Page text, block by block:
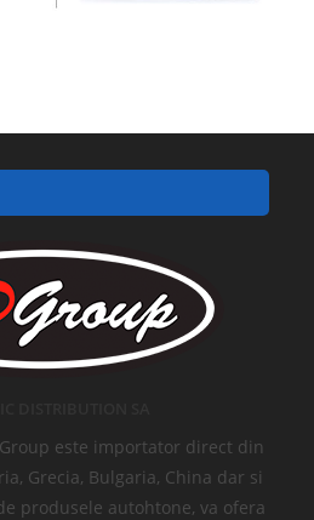
este importator direct din
Grecia, Bulgaria, China dar si
produsele autohtone, va ofera